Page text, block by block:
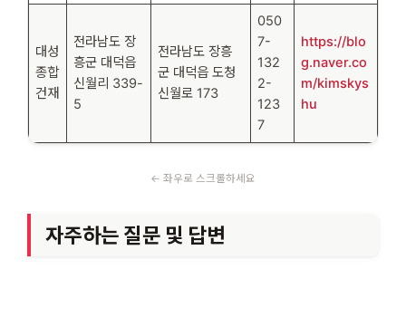
대성
종합
건재
전라남도 장
흥군 대덕읍
신월리 339-
5
전라남도 장흥
군 대덕읍 도청
신월로 173
050
7-
132
2-
123
7
https://blo
g.naver.co
m/kimskys
hu
자주하는 질문 및 답변